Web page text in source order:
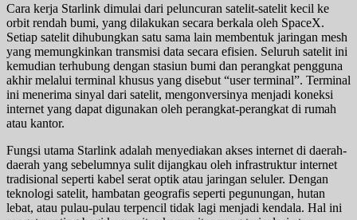
Cara kerja Starlink dimulai dari peluncuran satelit-satelit kecil ke
orbit rendah bumi, yang dilakukan secara berkala oleh SpaceX.
Setiap satelit dihubungkan satu sama lain membentuk jaringan mesh
yang memungkinkan transmisi data secara efisien. Seluruh satelit ini
kemudian terhubung dengan stasiun bumi dan perangkat pengguna
akhir melalui terminal khusus yang disebut “user terminal”. Terminal
ini menerima sinyal dari satelit, mengonversinya menjadi koneksi
internet yang dapat digunakan oleh perangkat-perangkat di rumah
atau kantor.
Fungsi utama Starlink adalah menyediakan akses internet di daerah-
daerah yang sebelumnya sulit dijangkau oleh infrastruktur internet
tradisional seperti kabel serat optik atau jaringan seluler. Dengan
teknologi satelit, hambatan geografis seperti pegunungan, hutan
lebat, atau pulau-pulau terpencil tidak lagi menjadi kendala. Hal ini